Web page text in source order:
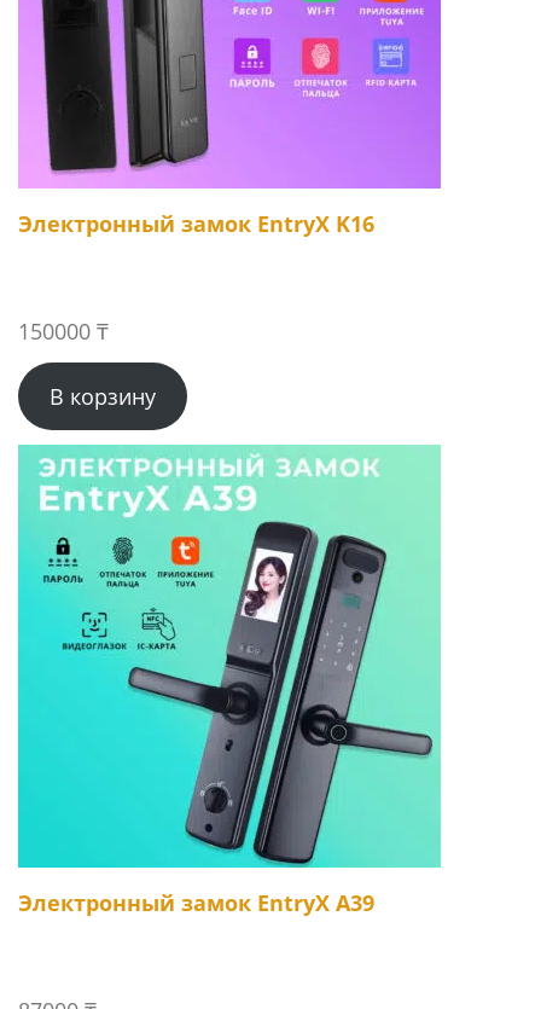
Электронный замок EntryX K16
150000 ₸
В корзину
Электронный замок EntryX A39